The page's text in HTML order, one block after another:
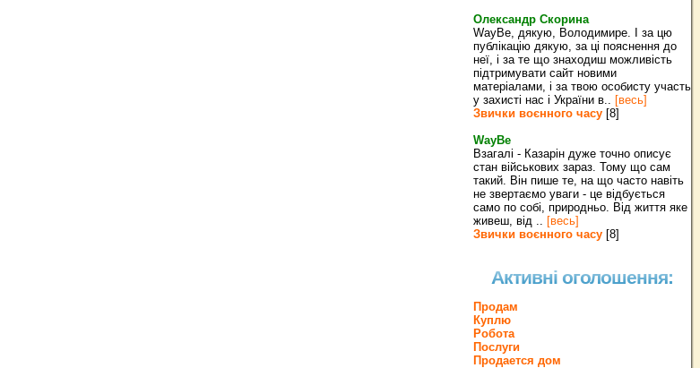
Олександр Скорина
WayBe, дякую, Володимире. І за цю
публікацію дякую, за ці пояснення до
неї, і за те що знаходиш можливість
підтримувати сайт новими
матеріалами, і за твою особисту участь
у захисті нас і України в.. [весь]
Звички воєнного часу [8]
WayBe
Взагалі - Казарін дуже точно описує
стан військових зараз. Тому що сам
такий. Він пише те, на що часто навіть
не звертаємо уваги - це відбується
само по собі, природньо. Від життя яке
живеш, від .. [весь]
Звички воєнного часу [8]
Активні оголошення:
Продам
Куплю
Робота
Послуги
Продается дом